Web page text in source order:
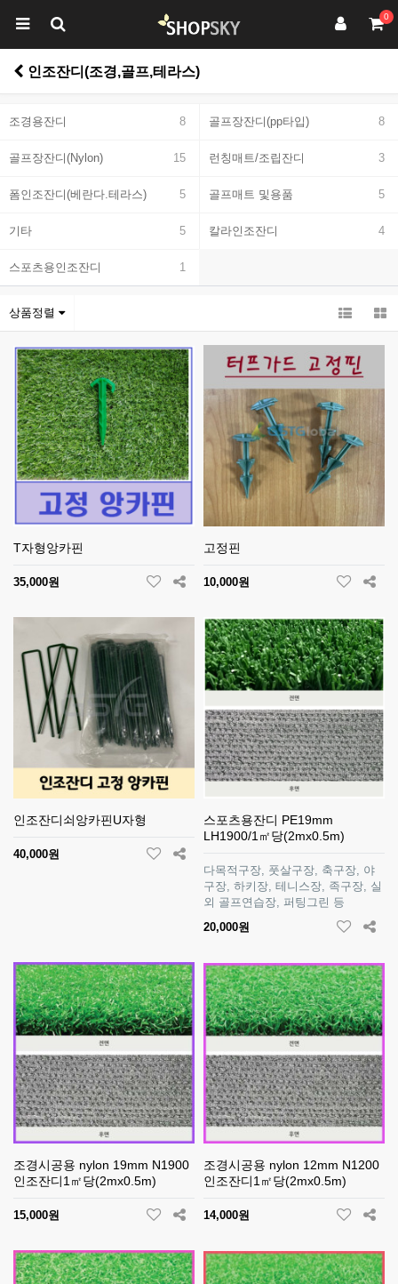
0
인조잔디(조경,골프,테라스)
조경용잔디 8 골프장잔디(pp타입) 8
골프장잔디(Nylon) 15 런칭매트/조립잔디 3
폼인조잔디(베란다.테라스) 5 골프매트 및용품 5
기타 5 칼라인조잔디 4
스포츠용인조잔디 1
상품정렬
T자형앙카핀
35,000원
고정핀
10,000원
인조잔디쇠앙카핀U자형
40,000원
스포츠용잔디 PE19mm
LH1900/1㎡당(2mx0.5m)
다목적구장, 풋살구장, 축구장, 야
구장, 하키장, 테니스장, 족구장, 실
외 골프연습장, 퍼팅그린 등
20,000원
조경시공용 nylon 19mm N1900
인조잔디1㎡당(2mx0.5m)
15,000원
조경시공용 nylon 12mm N1200
인조잔디1㎡당(2mx0.5m)
14,000원